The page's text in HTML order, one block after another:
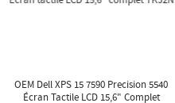
OEM Dell XPS 15 7590 Precision 5540
Écran Tactile LCD 15,6" Complet